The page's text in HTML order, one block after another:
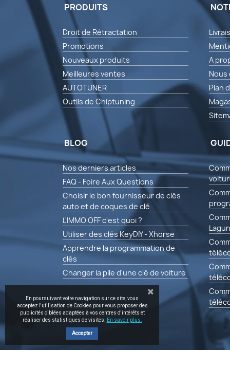
PRODUITS
Droit de Rétractation
Promotions
Nouveaux produits
Meilleures ventes
AUTOTUNER
Outils de Chiptuning
A
Plan
BLOG
Nos derniers articles
FAQ - Foire Aux Questions
Choisir le bon fournisseur de clés
auto et de coques de clé
L'IMMO OFF c'est quoi ?
Utiliser des clés KeyDIY - Xhorse
Apprendre la programmation de
clés
Changer la pile d'une clé de voiture
En poursuivant votre navigation sur ce site, vous
acceptez l'utilisation de Cookies pour vous proposer des
publicités ciblées adaptées à vos centres d'intérêts et
réaliser des statistiques de visites.
En savoir plus.
Accepter